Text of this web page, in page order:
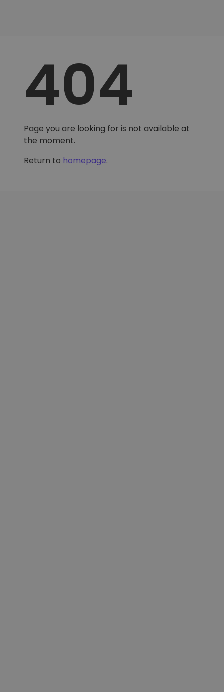
404
Page you are looking for is not available at
the moment.
Return to homepage.